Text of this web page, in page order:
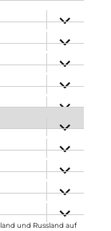
anzeigen
anzeigen
anzeigen
anzeigen
anzeigen
anzeigen
anzeigen
anzeigen
anzeigen
und Russland auf